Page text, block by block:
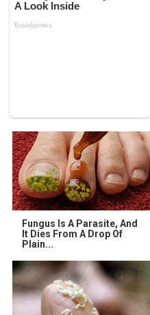
Fungus Is A Parasite, And
It Dies From A Drop Of
Plain...